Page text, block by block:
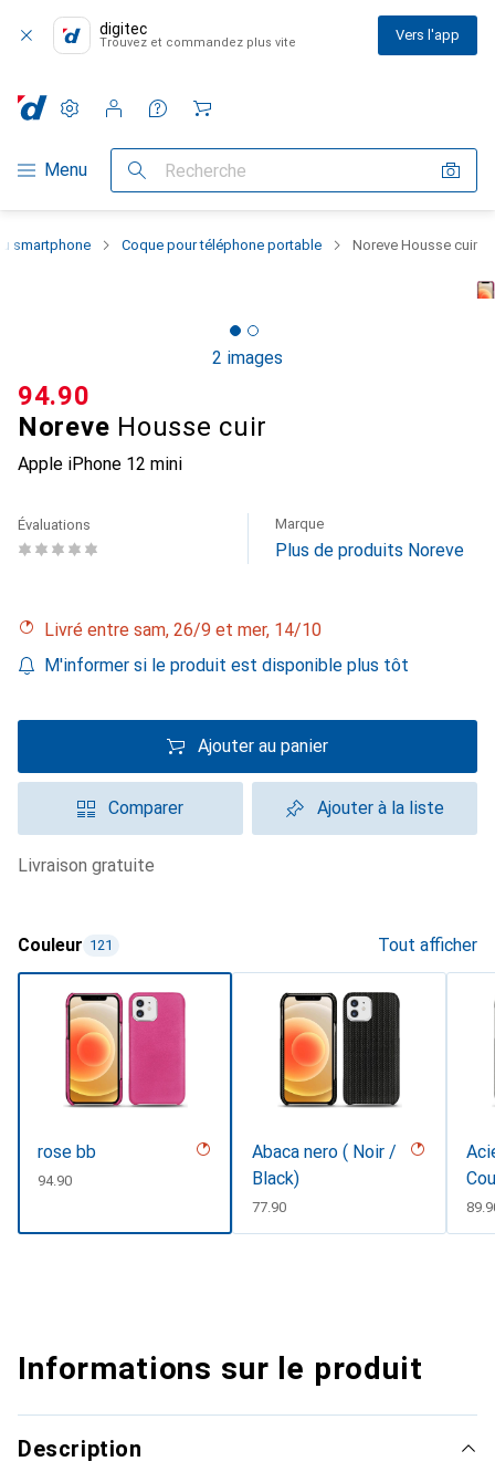
digitec
Trouvez et commandez plus vite Vers l'app
Navigation par catégorie
Menu Recherche
Paramètres
Compte client
Listes de comparaison
Listes d'envies
Panier
smartphone Coque pour téléphone portable Noreve Housse cuir
2 images
Noreve Housse cuir
Apple iPhone 12 mini
CHF
94.90
Évaluations Marque
Plus de produits Noreve
Livré entre sam, 26/9 et mer, 14/10
M'informer si le produit est disponible plus tôt
Ajouter au panier
Comparer Ajouter à la liste
livraison gratuite
Couleur 121 Tout afficher
rose bb
CHF
94.90
Abaca nero ( Noir /
Black)
CHF
77.90 CHF
Informations sur le produit
Description